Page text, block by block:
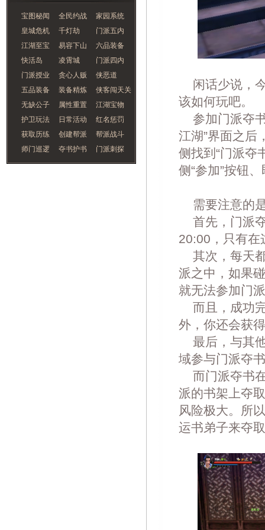
宝图秘闻 全民约战
家园系统
皇城危机
千灯劫
门派五内
江湖至宝
易容下山
六品装备
快活岛
凌霄城
门派四内
门派授业
贪心人贩
侠恶道
五品装备
装备精炼
侠客闯天关
无缺公子
属性重置
江湖宝物
护卫玩法
日常活动
红名惩罚
获取历练
创建帮派
帮派战斗
师门巡逻
夺书护书 门派刺探
闲话少说，
该如何玩吧。
参加门派夺
江湖”界面之后
侧找到“门派夺
侧“参加”按钮
需要注意的
首先，门派
20:00，只有在
其次，每天
派之中，如果
就无法参加门
而且，成功
外，你还会获
最后，与其
域参与门派夺
而门派夺书
派的书架上夺
风险极大。所
运书弟子来夺